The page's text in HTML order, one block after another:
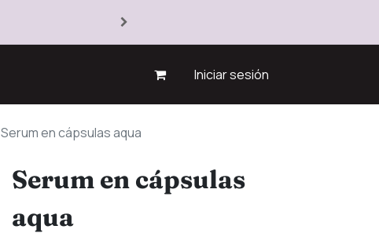
Iniciar sesión
Serum en cápsulas aqua
Serum en cápsulas
aqua